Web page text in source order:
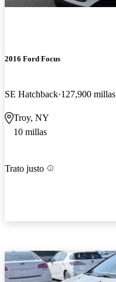
2016 Ford Focus
SE Hatchback 127,900 millas
Troy, NY
10 millas
Trato justo